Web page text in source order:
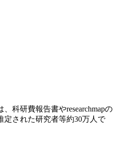
科研費報告書やresearchmapの
定された研究者等約30万人で